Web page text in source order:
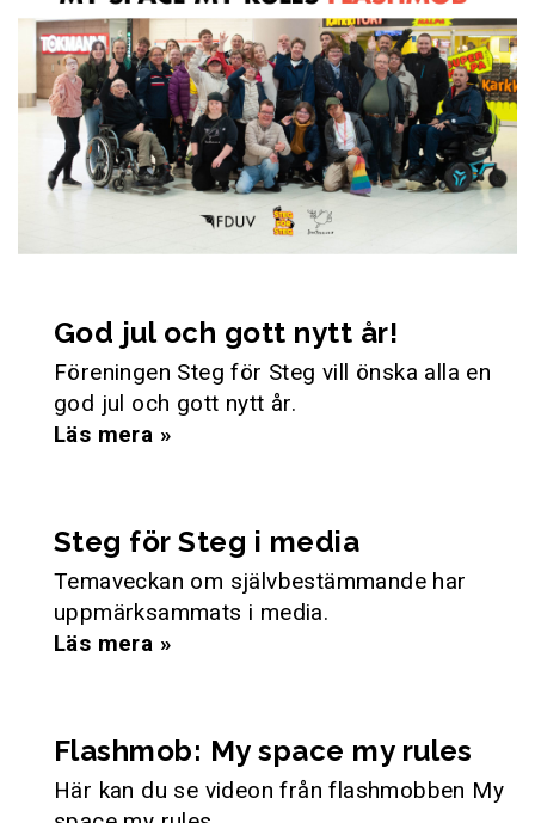
God jul och gott nytt år!
Föreningen Steg för Steg vill önska alla en
god jul och gott nytt år.
Läs mera »
Steg för Steg i media
Temaveckan om självbestämmande har
uppmärksammats i media.
Läs mera »
Flashmob: My space my rules
Här kan du se videon från flashmobben My